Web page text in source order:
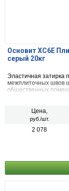
Основит ХС6Е
серый 20кг
Эластичная затирка
межплиточных швов
общественных
Цена,
руб./шт.
2 078